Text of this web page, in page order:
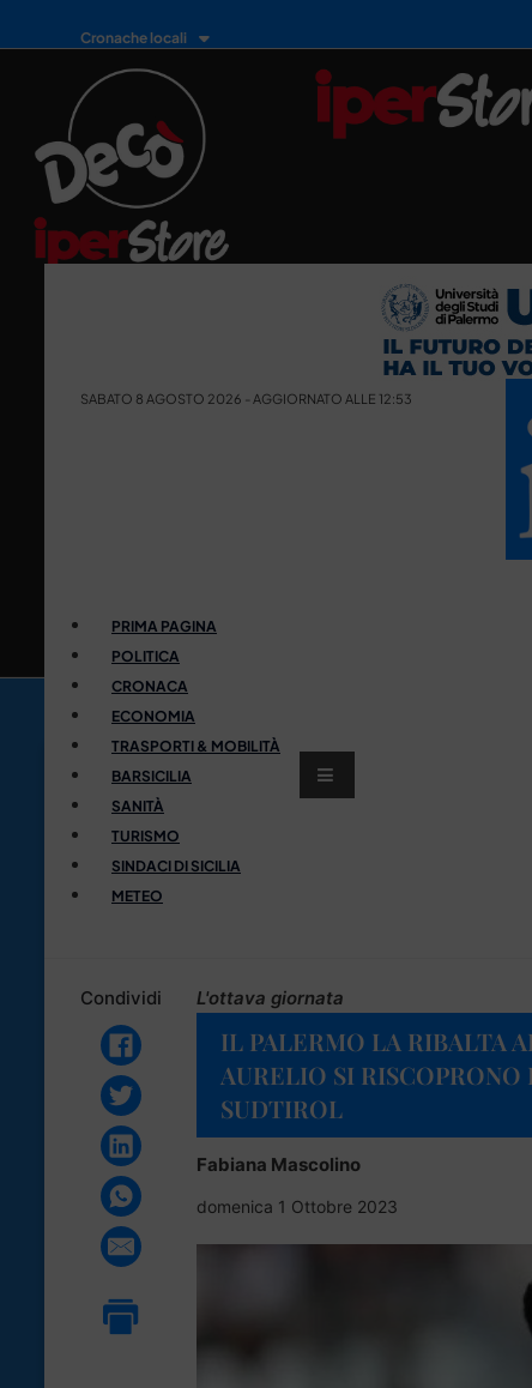
Cronache locali
SABATO 8 AGOSTO 2026 - AGGIORNATO ALLE 12:53
PRIMA PAGINA
POLITICA
CRONACA
ECONOMIA
TRASPORTI & MOBILITÀ
BARSICILIA
SANITÀ
TURISMO
SINDACI DI SICILIA
METEO
Condividi L'ottava giornata
IL PALERMO LA RIBALTA
AURELIO SI RISCOPRONO
SUDTIROL
Fabiana Mascolino
domenica 1 Ottobre 2023